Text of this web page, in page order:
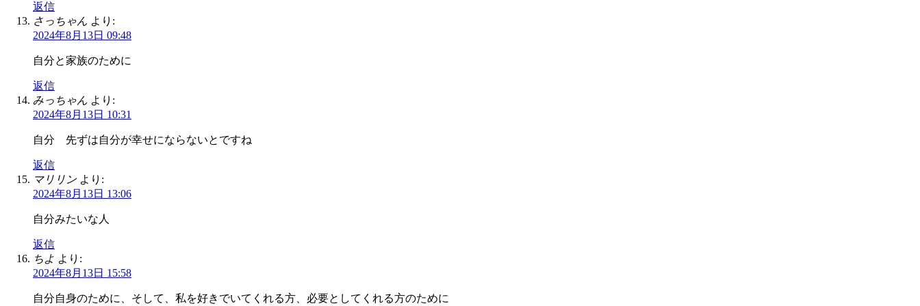
返信
さっちゃん より:
2024年8月13日 09:48
自分と家族のために
返信
みっちゃん より:
2024年8月13日 10:31
自分 先ずは自分が幸せにならないとですね
返信
マリリン より:
2024年8月13日 13:06
自分みたいな人
返信
ちよ より:
2024年8月13日 15:58
自分自身のために、そして、私を好きでいてくれる方、必要としてくれる方のために